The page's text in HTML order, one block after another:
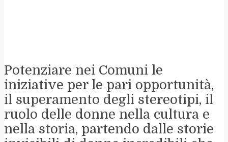
Potenziare nei Comuni le
iniziative per le pari opportunità,
il superamento degli stereotipi, il
ruolo delle donne nella cultura e
nella storia, partendo dalle storie